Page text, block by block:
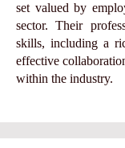
set valued by
sector. Their
skills, including a
effective
within the industry.